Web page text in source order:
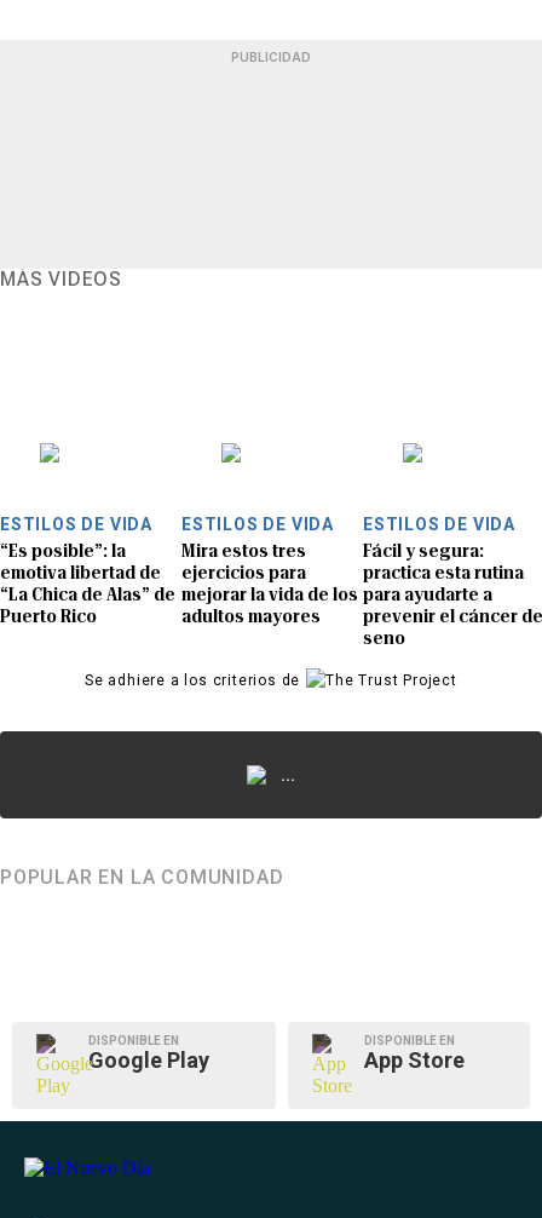
PUBLICIDAD
MÁS VIDEOS
ESTILOS DE VIDA
“Es posible”: la
emotiva libertad de
“La Chica de Alas” de
Puerto Rico
ESTILOS DE VIDA
Mira estos tres
ejercicios para
mejorar la vida de los
adultos mayores
ESTILOS DE VIDA
Fácil y segura:
practica esta rutina
para ayudarte a
prevenir el cáncer de
seno
Se adhiere a los criterios de
...
POPULAR EN LA COMUNIDAD
DISPONIBLE EN
Google Play
DISPONIBLE EN
App Store